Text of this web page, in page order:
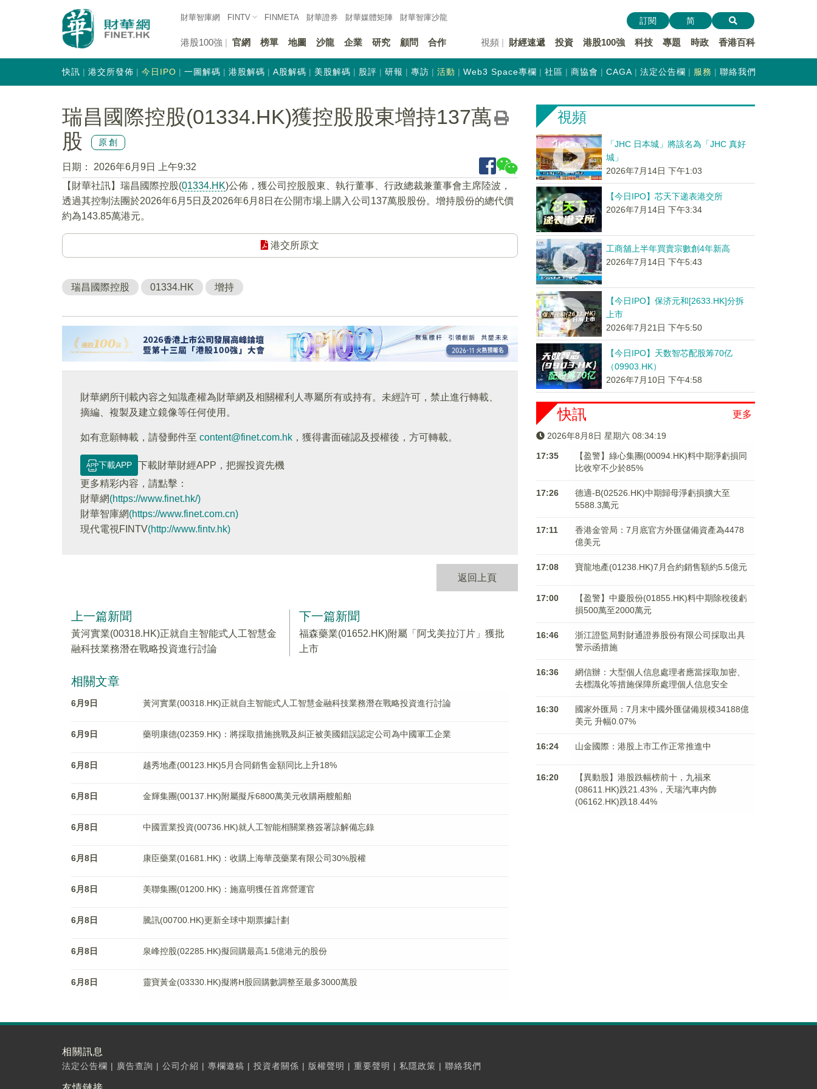
財華智庫網 FINTV FINMETA 財華證券 財華媒體矩陣 財華智庫沙龍
港股100強 官網 榜單 地圖 沙龍 企業 研究 顧問 合作 視頻 財經速遞 投資 港股100強 科技 專題 時政 香港百科
訂閱 简
快訊 港交所發佈 今日IPO 一圖解碼 港股解碼 A股解碼 美股解碼 股評 研報 專訪 活動 Web3 Space專欄 社區 商協會 CAGA 法定公告欄 服務 聯絡我們
瑞昌國際控股(01334.HK)獲控股股東增持137萬
股
原創
日期：
2026年6月9日 上午9:32
​【財華社訊】瑞昌國際控股(01334.HK)公佈，獲公司控股股東、執行董事、行政總裁兼董事會主席陸波，
透過其控制法團於2026年6月5日及2026年6月8日在公開市場上購入公司137萬股股份。增持股份的總代價
約為143.85萬港元。
港交所原文
瑞昌國際控股 01334.HK 增持
財華網所刊載內容之知識產權為財華網及相關權利人專屬所有或持有。未經許可，禁止進行轉載、
摘編、複製及建立鏡像等任何使用。
如有意願轉載，請發郵件至 content@finet.com.hk ，獲得書面確認及授權後，方可轉載。
下載APP
下載財華財經APP，把握投資先機
更多精彩内容，請點擊：
財華網(https://www.finet.hk/)
財華智庫網(https://www.finet.com.cn)
現代電視FINTV(http://www.fintv.hk)
返回上頁
上一篇新聞
黃河實業(00318.HK)正就自主智能式人工智慧金
融科技業務潛在戰略投資進行討論
下一篇新聞
福森藥業(01652.HK)附屬「阿戈美拉汀片」獲批
上市
相關文章
6月9日 黃河實業(00318.HK)正就自主智能式人工智慧金融科技業務潛在戰略投資進行討論
6月9日 藥明康德(02359.HK)：將採取措施挑戰及糾正被美國錯誤認定公司為中國軍工企業
6月8日 越秀地產(00123.HK)5月合同銷售金額同比上升18%
6月8日 金輝集團(00137.HK)附屬擬斥6800萬美元收購兩艘船舶
6月8日 中國置業投資(00736.HK)就人工智能相關業務簽署諒解備忘錄
6月8日 康臣藥業(01681.HK)：收購上海華茂藥業有限公司30%股權
6月8日 美聯集團(01200.HK)：施嘉明獲任首席營運官
6月8日 騰訊(00700.HK)更新全球中期票據計劃
6月8日 泉峰控股(02285.HK)擬回購最高1.5億港元的股份
6月8日 靈寶黃金(03330.HK)擬將H股回購數調整至最多3000萬股
視頻
「JHC 日本城」將該名為「JHC 真好
城」
2026年7月14日 下午1:03
【今日IPO】芯天下递表港交所
2026年7月14日 下午3:34
工商舖上半年買賣宗數創4年新高
2026年7月14日 下午5:43
【今日IPO】保济元和[2633.HK]分拆
上市
2026年7月21日 下午5:50
【今日IPO】天数智芯配股筹70亿
（09903.HK）
2026年7月10日 下午4:58
更多
快訊
2026年8月8日 星期六 08:34:20
17:35
【盈警】綠心集團(00094.HK)料中期淨虧損同
比收窄不少於85%
17:26
德適-B(02526.HK)中期歸母淨虧損擴大至
5588.3萬元
17:11
香港金管局：7月底官方外匯儲備資產為4478
億美元
17:08 寶龍地產(01238.HK)7月合約銷售額約5.5億元
17:00
【盈警】中慶股份(01855.HK)料中期除稅後虧
損500萬至2000萬元
16:46
浙江證監局對財通證券股份有限公司採取出具
警示函措施
16:36
網信辦：大型個人信息處理者應當採取加密、
去標識化等措施保障所處理個人信息安全
16:30
國家外匯局：7月末中國外匯儲備規模34188億
美元 升幅0.07%
16:24 山金國際：港股上市工作正常推進中
16:20
【異動股】港股跌幅榜前十，九福來
(08611.HK)跌21.43%，天瑞汽車内飾
(06162.HK)跌18.44%
相關訊息
法定公告欄 | 廣告查詢 | 公司介紹 | 專欄邀稿 | 投資者關係 | 版權聲明 | 重要聲明 | 私隱政策 | 聯絡我們